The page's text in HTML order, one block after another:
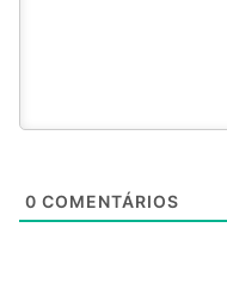
0 COMENTÁRIOS